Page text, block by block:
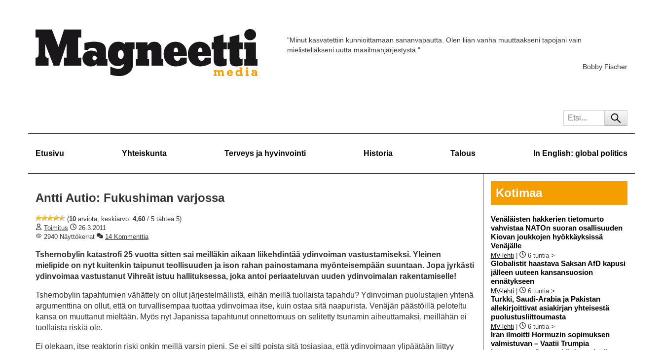
"Minut kasvatettiin kunnioittamaan sananvapautta. Olen liian vanha muuttaakseni tapojani vain
mielistelläkseni uutta maailmanjärjestystä."
Bobby Fischer
Etusivu Yhteiskunta Terveys ja hyvinvointi Historia Talous In English: global politics
Antti Autio: Fukushiman varjossa
(10 arviota, keskiarvo: 4,60 / 5 tähteä 5)
Toimitus
26.3.2011
2940 Näyttökerrat
14 Kommenttia
Tshernobylin katastrofi 25 vuotta sitten sai meilläkin aikaan liikehdintää ydinvoiman vastustamiseksi. Yleinen
mielipide on nyt kuitenkin taipunut teollisuuden ja ison rahan painostamana myönteisempään suuntaan. Jopa jyrkästi
ydinvoimaa vastustanut Vihreät istuu hallituksessa, joka antoi periaateluvan uuden ydinvoimalan rakentamiselle!
Tshernobylin tapahtumien vähättely on ollut järjestelmällistä, eihän meillä tuollaista tapahdu? Ydinvoiman puolustajien yhtenä
argumenttina on ollut, että on turvallisempaa tuottaa ydinvoimaa itse, kuin ostaa sitä naapurista. Venäjän päästöillä peloteltu
kansa on muuttanut mieltään. Myös nyt Japanissa tapahtunut onnettomuus on selitetty tsunamin aiheuttamaksi, meillähän ei
tuollaista riskiä ole.
Ei olekaan, itse reaktorin riski onkin meillä varsin pieni. Se ei silti poista sitä tosiasiaa, että ydinvoimaan ylipäätään liittyy
Kotimaa
Venäläisten hakkerien tietomurto
vahvistaa NATOn suoran osallisuuden
Kiovan joukkojen hyökkäyksissä
Venäjälle
MV-lehti 6 tuntia >
Globalistit haastava Saksan AfD kapusi
jälleen uuteen kansansuosion
ennätykseen
MV-lehti 6 tuntia >
Turkki, Saudi-Arabia ja Pakistan
allekirjoittivat asiakirjan yhteisestä
puolustusliittoumasta
MV-lehti 6 tuntia >
Iran ilmoitti Hormuzin sopimuksen
valmistuvan – Vaatii Trumpia